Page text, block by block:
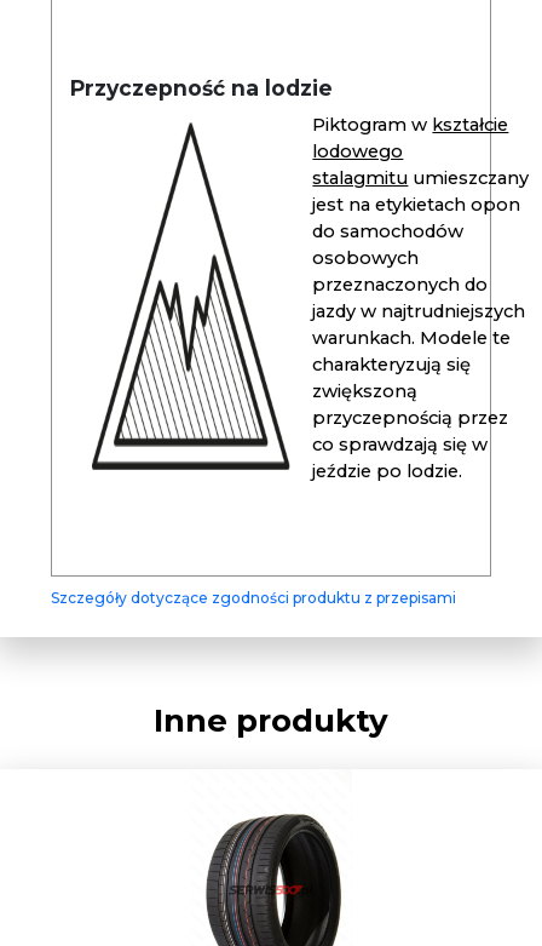
Przyczepność na lodzie
Piktogram w kształcie
lodowego
stalagmitu umieszczany
jest na etykietach opon
do samochodów
osobowych
przeznaczonych do
jazdy w najtrudniejszych
warunkach. Modele te
charakteryzują się
zwiększoną
przyczepnością przez
co sprawdzają się w
jeździe po lodzie.
Szczegóły dotyczące zgodności produktu z przepisami
Inne produkty